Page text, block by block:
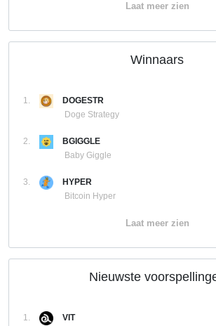
Laat meer zien
Winnaars
1.
DOGESTR
Doge Strategy
2.
BGIGGLE
Baby Giggle
3.
HYPER
Bitcoin Hyper
Laat meer zien
Nieuwste
1.
VIT